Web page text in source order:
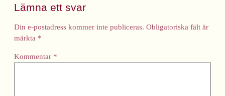
Lämna ett svar
Din e-postadress kommer inte publiceras. Obligatoriska fält är
märkta *
Kommentar *